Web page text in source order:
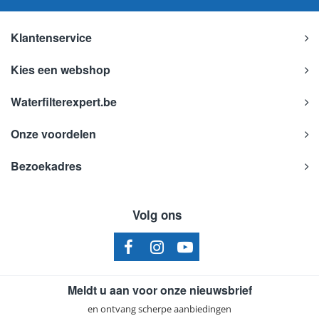
Klantenservice
Kies een webshop
Waterfilterexpert.be
Onze voordelen
Bezoekadres
Volg ons
Meldt u aan voor onze nieuwsbrief
en ontvang scherpe aanbiedingen